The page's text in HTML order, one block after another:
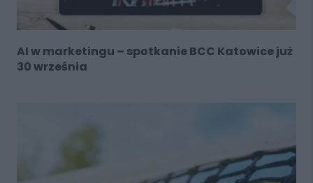
AI w marketingu – spotkanie BCC Katowice już
30 września